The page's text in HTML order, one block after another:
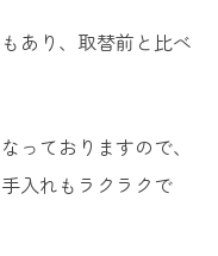
あり、取替前と比べ
っておりますので、
入れもラクラクで